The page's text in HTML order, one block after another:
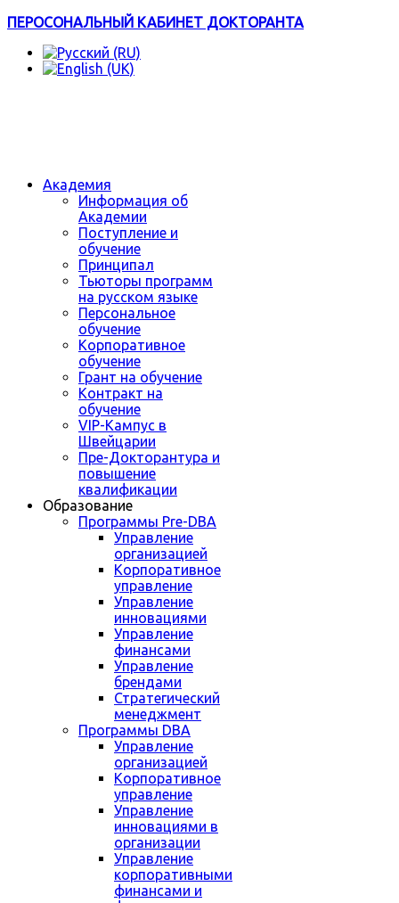
ПЕРОСОНАЛЬНЫЙ КАБИНЕТ ДОКТОРАНТА
Академия
Информация об
Академии
Поступление и
обучение
Принципал
Тьюторы программ
на русском языке
Персональное
обучение
Корпоративное
обучение
Грант на обучение
Контракт на
обучение
VIP-Кампус в
Швейцарии
Пре-Докторантура и
повышение
квалификации
Образование
Программы Pre-DBA
Управление
организацией
Корпоративное
управление
Управление
инновациями
Управление
финансами
Управление
брендами
Стратегический
менеджмент
Программы DBA
Управление
организацией
Корпоративное
управление
Управление
инновациями в
организации
Управление
корпоративными
финансами и